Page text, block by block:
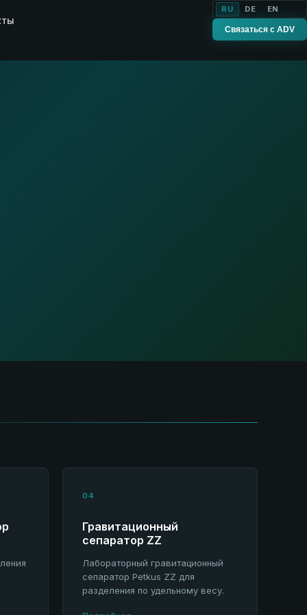
RU DE EN
Связаться с ADV
04
Гравитационный
сепаратор ZZ
Лабораторный гравитационный
сепаратор Petkus ZZ для
разделения по удельному весу.